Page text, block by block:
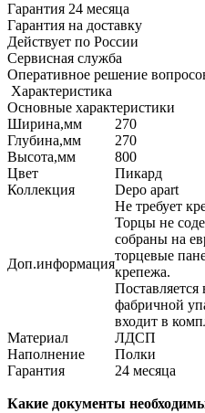
Гарантия 24 месяца
Гарантия на доставку
Действует по России
Сервисная служба
Оперативное решение
Характеристика
Основные характеристики
Ширина,мм
270
Глубина,мм
270
Высота,мм
800
Цвет
Пикард
Коллекция
Depo apart
Доп.информация
Не требует
Торцы не
собраны на
торцевые
крепежа.
Поставляется
фабричной
входит в
Материал
ЛДСП
Наполнение
Полки
Гарантия
24 месяца
Какие документы